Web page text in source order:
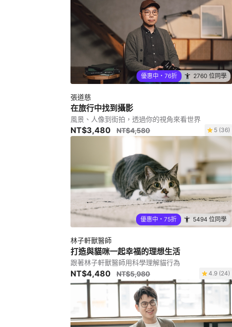
優惠中・76折 2760 位同學
張道慈
在旅行中找到攝影
風景、人像到街拍，透過你的視角來看世界
NT$3,480 NT$4,580 5 (36)
優惠中・75折 5494 位同學
林子軒獸醫師
打造與貓咪一起幸福的理想生活
跟著林子軒獸醫師用科學理解貓行為
NT$4,480 NT$5,980 4.9 (24)